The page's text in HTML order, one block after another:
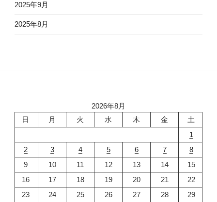
2025年9月
2025年8月
2026年8月
日
月 火 水 木 金
土
1
2
3 4 5 6 7
8
9
10 11 12 13 14
15
16
17 18 19 20 21
22
23
24 25 26 27 28 29